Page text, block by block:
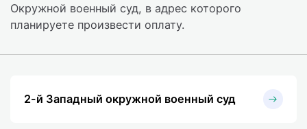
Окружной военный суд, в адрес которого
планируете произвести оплату.
2-й Западный окружной военный суд